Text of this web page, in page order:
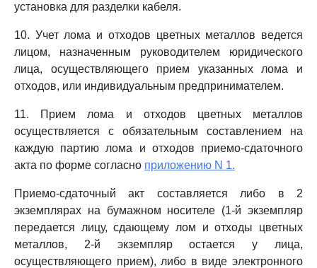
установка для разделки кабеля.
10. Учет лома и отходов цветных металлов ведется
лицом, назначенным руководителем юридического
лица, осуществляющего прием указанных лома и
отходов, или индивидуальным предпринимателем.
11. Прием лома и отходов цветных металлов
осуществляется с обязательным составлением на
каждую партию лома и отходов приемо-сдаточного
акта по форме согласно приложению N 1.
Приемо-сдаточный акт составляется либо в 2
экземплярах на бумажном носителе (1-й экземпляр
передается лицу, сдающему лом и отходы цветных
металлов, 2-й экземпляр остается у лица,
осуществляющего прием), либо в виде электронного